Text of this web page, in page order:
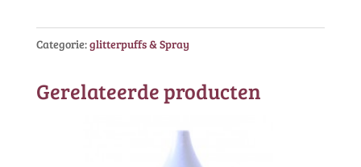
Categorie:glitterpuffs & Spray
Gerelateerde producten